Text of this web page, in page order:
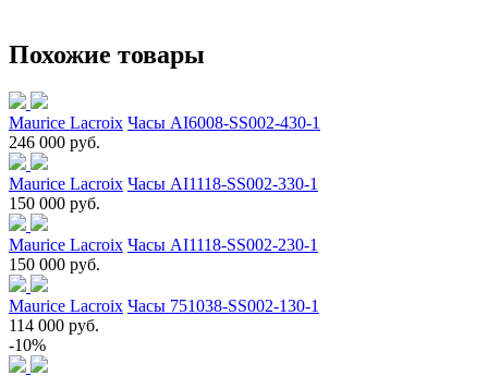
Похожие товары
Maurice Lacroix Часы AI6008-SS002-430-1
246 000 руб.
Maurice Lacroix Часы AI1118-SS002-330-1
150 000 руб.
Maurice Lacroix Часы AI1118-SS002-230-1
150 000 руб.
Maurice Lacroix Часы 751038-SS002-130-1
114 000 руб.
-10%